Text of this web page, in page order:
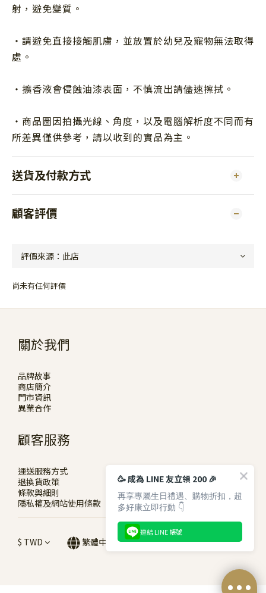
射，避免變質。
・請避免直接接觸肌膚，並放置於幼兒及寵物無法取得
處。
・擴香液會侵蝕油漆表面，不慎流出請儘速擦拭。
・商品圖因拍攝光線、角度，以及電腦解析度不同而有
所差異僅供參考，請以收到的實品為主。
送貨及付款方式
顧客評價
尚未有任何評價
關於我們
品牌故事
商店簡介
門市資訊
異業合作
顧客服務
運送服務方式
退換貨政策
條款與細則
隱私權及網站使用條款
$ TWD 繁體中文
🥳 成為 LINE 友立領 200 🎉
再享專屬生日禮遇、購物折扣，超
多好康立即行動 👇
連結 LINE 帳號